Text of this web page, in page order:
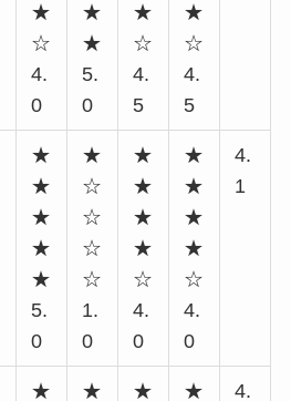
★
☆
4.
0
★
★
5.
0
★
☆
4.
5
★
☆
4.
5
★
★
★
★
★
5.
0
★
☆
☆
☆
☆
1.
0
★
★
★
★
☆
4.
0
★
★
★
★
☆
4.
0
4.
1
★
★
★
★
4.